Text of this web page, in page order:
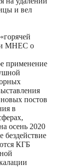
и вел
и МНЕС о
применение
постов
в
осень 2020
бездействие
КГБ